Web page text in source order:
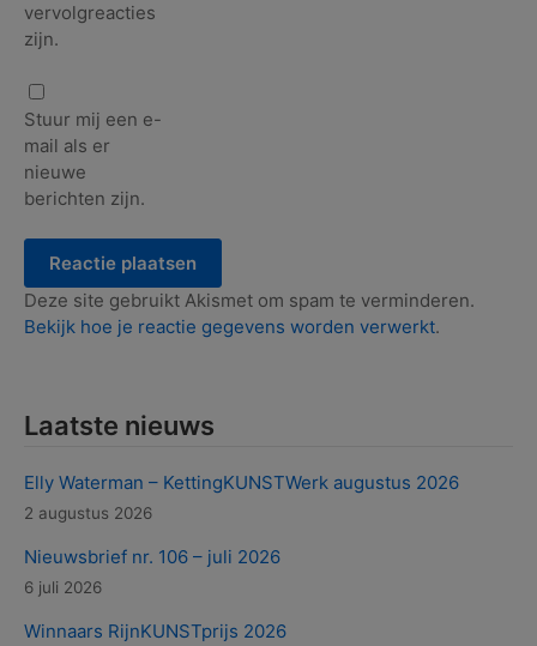
vervolgreacties
zijn.
Stuur mij een e-
mail als er
nieuwe
berichten zijn.
Deze site gebruikt Akismet om spam te verminderen.
Bekijk hoe je reactie gegevens worden verwerkt.
Laatste nieuws
Elly Waterman – KettingKUNSTWerk augustus 2026
2 augustus 2026
Nieuwsbrief nr. 106 – juli 2026
6 juli 2026
Winnaars RijnKUNSTprijs 2026